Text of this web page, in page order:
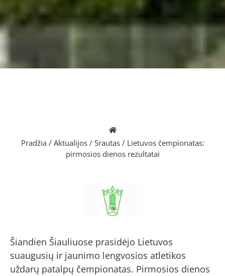
Pradžia / Aktualijos/ Srautas/ Lietuvos čempionatas:
pirmosios dienos rezultatai
Šiandien Šiauliuose prasidėjo Lietuvos
suaugusių ir jaunimo lengvosios atletikos
uždarų patalpų čempionatas. Pirmosios dienos